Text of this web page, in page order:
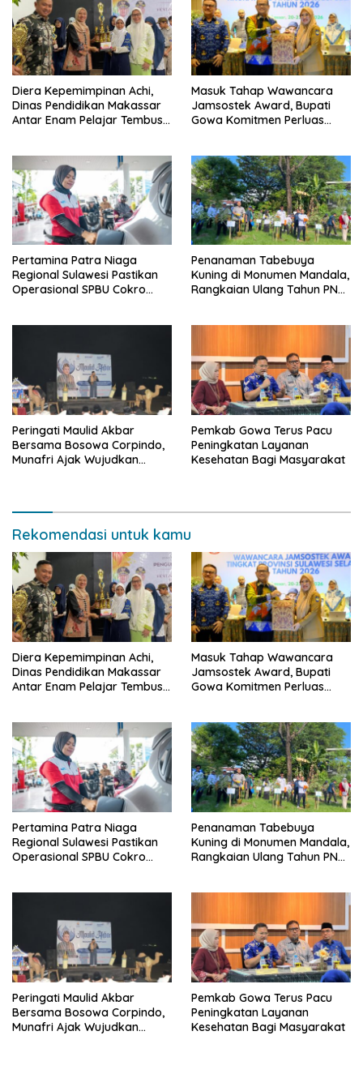
Diera Kepemimpinan Achi,
Dinas Pendidikan Makassar
Antar Enam Pelajar Tembus
Masuk Tahap Wawancara
Jamsostek Award, Bupati
Gowa Komitmen Perluas
Pertamina Patra Niaga
Regional Sulawesi Pastikan
Operasional SPBU Cokro
Penanaman Tabebuya
Kuning di Monumen Mandala,
Rangkaian Ulang Tahun PNM
Peringati Maulid Akbar
Bersama Bosowa Corpindo,
Munafri Ajak Wujudkan
Pemkab Gowa Terus Pacu
Peningkatan Layanan
Kesehatan Bagi Masyarakat
Rekomendasi untuk kamu
Diera Kepemimpinan Achi,
Dinas Pendidikan Makassar
Antar Enam Pelajar Tembus
Masuk Tahap Wawancara
Jamsostek Award, Bupati
Gowa Komitmen Perluas
Pertamina Patra Niaga
Regional Sulawesi Pastikan
Operasional SPBU Cokro
Penanaman Tabebuya
Kuning di Monumen Mandala,
Rangkaian Ulang Tahun PNM
Peringati Maulid Akbar
Bersama Bosowa Corpindo,
Munafri Ajak Wujudkan
Pemkab Gowa Terus Pacu
Peningkatan Layanan
Kesehatan Bagi Masyarakat